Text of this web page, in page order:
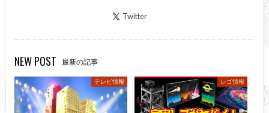
Twitter
NEW POST 最新の記事
テレビ情報 レゴ情報